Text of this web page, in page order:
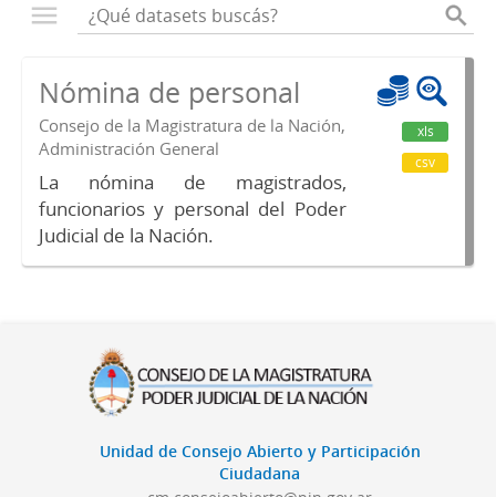
Nómina de personal
Consejo de la Magistratura de la Nación,
Administración General
La nómina de magistrados,
funcionarios y personal del Poder
Judicial de la Nación.
xls
csv
Unidad de Consejo Abierto y Participación
Ciudadana